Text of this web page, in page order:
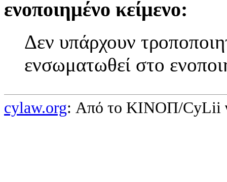
ενοποιημένο κείμενο:
Δεν υπάρχουν
ενσωματωθεί στο
cylaw.org: Από το ΚΙΝOΠ/CyLii